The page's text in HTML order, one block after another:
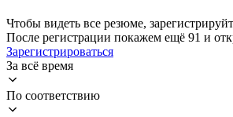
Чтобы видеть все резюме,
После регистрации покажем ещё 91 и
Зарегистрироваться
За всё время
По соответствию